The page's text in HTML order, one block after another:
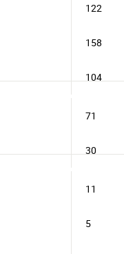
122
158
104
71
30
11
5